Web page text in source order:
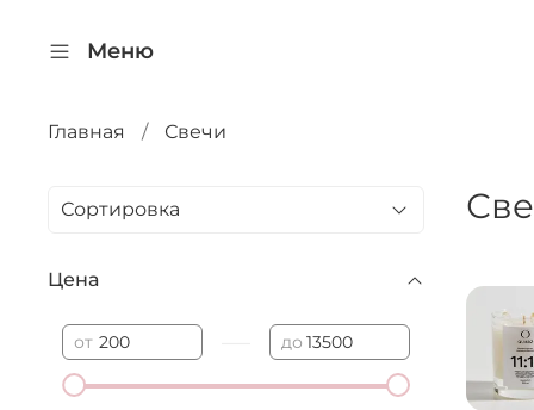
Меню
Главная Свечи
Цена
от до